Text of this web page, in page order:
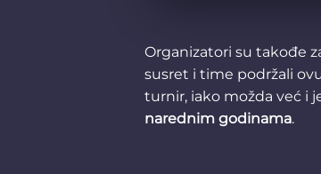
Organizatori su takođe
susret i time podržali
turnir, iako možda već i
narednim godinama.